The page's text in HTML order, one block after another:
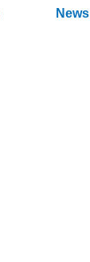
News